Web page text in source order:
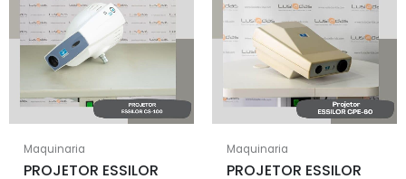
Maquinaria
PROJETOR ESSILOR
Maquinaria
PROJETOR ESSILOR